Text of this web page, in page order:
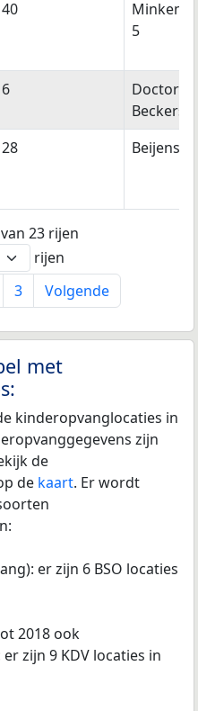
40
5
6
Doctor
28
23 rijen
rijen
3 Volgende
met
kinderopvanglocaties in
zijn
de
de kaart. Er wordt
er zijn 6 BSO locaties
2018 ook
zijn 9 KDV locaties in